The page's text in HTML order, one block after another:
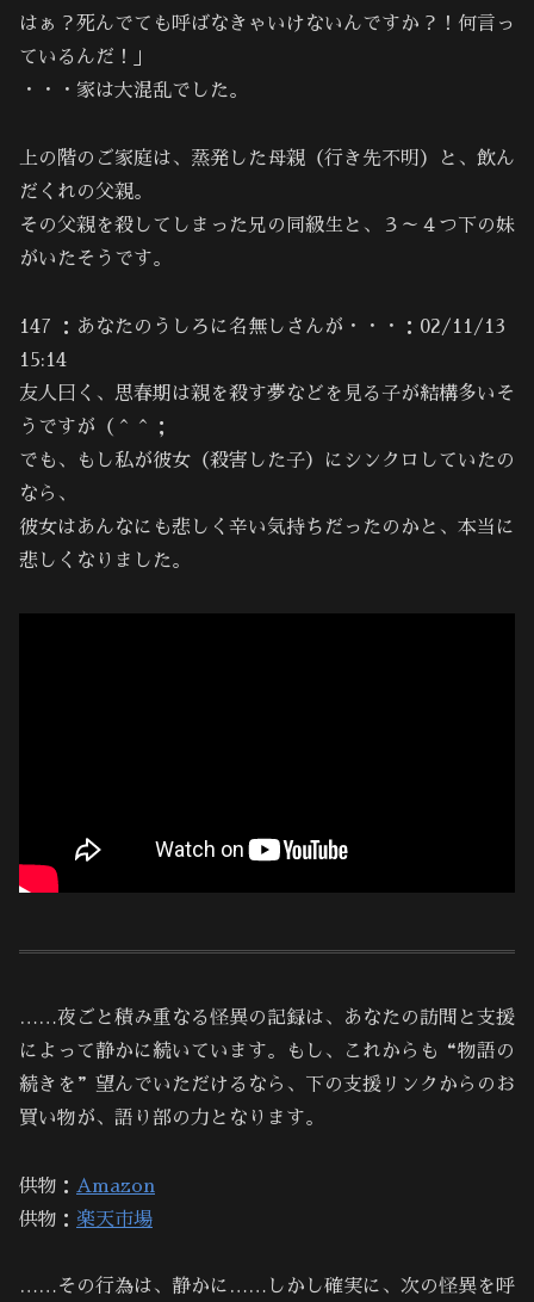
はぁ？死んでても呼ばなきゃいけないんですか？！何言っ
ているんだ！」
・・・家は大混乱でした。
上の階のご家庭は、蒸発した母親（行き先不明）と、飲ん
だくれの父親。
その父親を殺してしまった兄の同級生と、３～４つ下の妹
がいたそうです。
147 ：あなたのうしろに名無しさんが・・・：02/11/13
15:14
友人曰く、思春期は親を殺す夢などを見る子が結構多いそ
うですが（＾＾；
でも、もし私が彼女（殺害した子）にシンクロしていたの
なら、
彼女はあんなにも悲しく辛い気持ちだったのかと、本当に
悲しくなりました。
……夜ごと積み重なる怪異の記録は、あなたの訪問と支援
によって静かに続いています。もし、これからも“物語の
続きを”望んでいただけるなら、下の支援リンクからのお
買い物が、語り部の力となります。
供物： Amazon
供物： 楽天市場
……その行為は、静かに……しかし確実に、次の怪異を呼